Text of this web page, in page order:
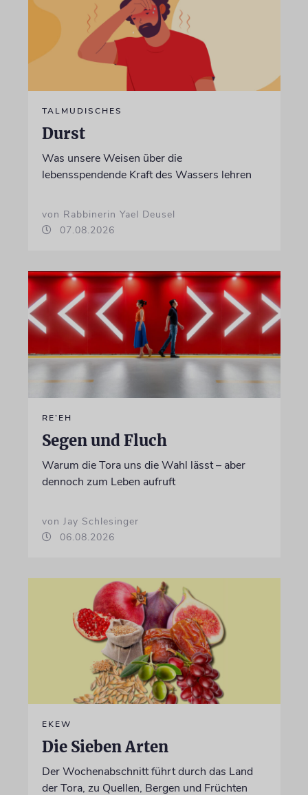
TALMUDISCHES
Durst
Was unsere Weisen über die
lebensspendende Kraft des Wassers lehren
von Rabbinerin Yael Deusel
07.08.2026
RE’EH
Segen und Fluch
Warum die Tora uns die Wahl lässt – aber
dennoch zum Leben aufruft
von Jay Schlesinger
06.08.2026
EKEW
Die Sieben Arten
Der Wochenabschnitt führt durch das Land
der Tora, zu Quellen, Bergen und Früchten